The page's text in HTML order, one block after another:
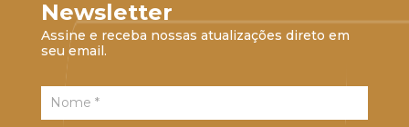
Newsletter
Assine e receba nossas atualizações direto em
seu email.